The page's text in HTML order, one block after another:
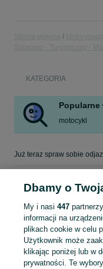
KATEGORIA
Popularne
motocykl
Mapa kategorii
Mapa ministron
Popularne wyszukiwania
Dbamy o
My i nasi 447
informacji na
plikach cookie w celu
Użytkownik może
klikając poniżej lub w
prywatności. Te